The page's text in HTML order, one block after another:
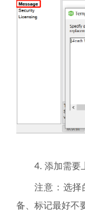
4. 添加需要
注意：选择
备、标记最好不